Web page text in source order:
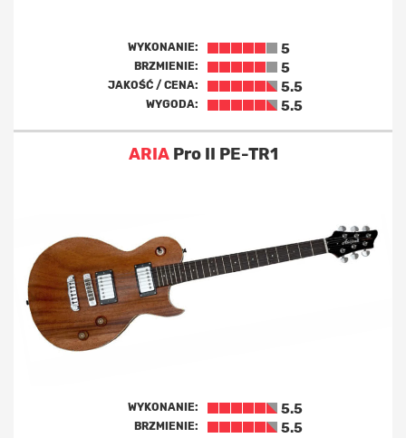
WYKONANIE: 5
BRZMIENIE: 5
JAKOŚĆ / CENA: 5.5
WYGODA: 5.5
ARIAPro II PE-TR1
WYKONANIE: 5.5
BRZMIENIE: 5.5